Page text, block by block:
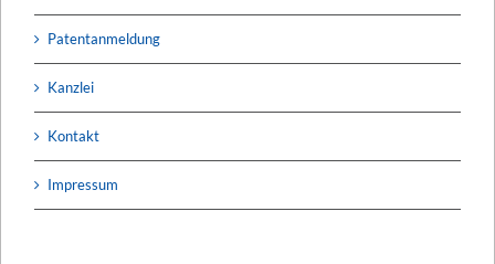
Patentanmeldung
Kanzlei
Kontakt
Impressum